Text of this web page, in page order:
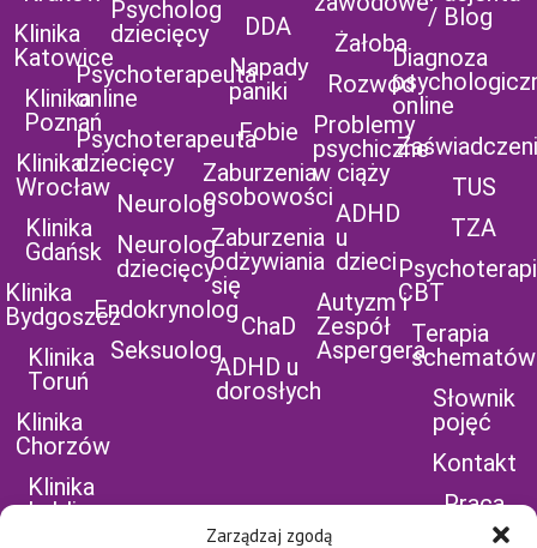
Zarządzaj zgodą
Klinika
Katowice
Klinika
Poznań
Klinika
Wrocław
Klinika
Gdańsk
Klinika
Bydgoszcz
Klinika
Toruń
Klinika
Chorzów
Klinika
Lublin
Psycholog
dziecięcy
Psychoterapeuta
online
Psychoterapeuta
dziecięcy
Neurolog
Neurolog
dziecięcy
Endokrynolog
Seksuolog
DDA
Napady
paniki
Fobie
Zaburzenia
osobowości
Zaburzenia
odżywiania
się
ChaD
ADHD u
dorosłych
Żałoba
Rozwód
Problemy
psychiczne
w ciąży
ADHD
u
dzieci
Autyzm i
Zespół
Aspergera
/ Blog
Diagnoza
online
TUS
TZA
CBT
Terapia
schematów
Słownik
pojęć
Kontakt
Praca